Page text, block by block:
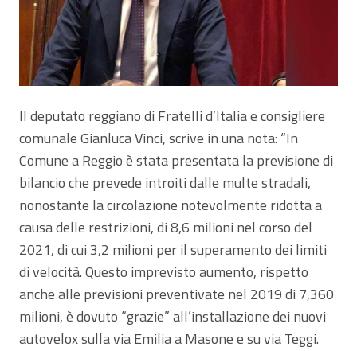
Il deputato reggiano di Fratelli d’Italia e consigliere
comunale Gianluca Vinci, scrive in una nota: “In
Comune a Reggio è stata presentata la previsione di
bilancio che prevede introiti dalle multe stradali,
nonostante la circolazione notevolmente ridotta a
causa delle restrizioni, di 8,6 milioni nel corso del
2021, di cui 3,2 milioni per il superamento dei limiti
di velocità. Questo imprevisto aumento, rispetto
anche alle previsioni preventivate nel 2019 di 7,360
milioni, è dovuto “grazie” all’installazione dei nuovi
autovelox sulla via Emilia a Masone e su via Teggi.